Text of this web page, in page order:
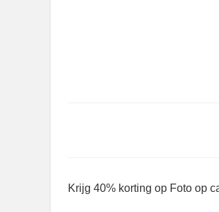
Krijg 40% korting op Foto op